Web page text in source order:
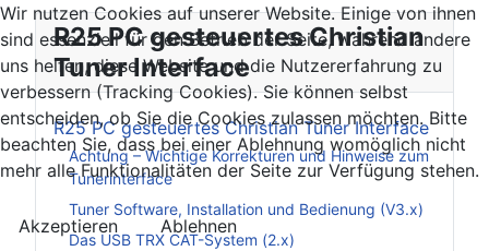
R25 PC gesteuertes Christian
Tuner Interface
R25 PC gesteuertes Christian Tuner Interface
Achtung – Wichtige Korrekturen und Hinweise zum
Tunerinterface
Tuner Software, Installation und Bedienung (V3.x)
Das USB TRX CAT-System (2.x)
Wir nutzen Cookies auf unserer Website. Einige von ihnen
sind essenziell für den Betrieb der Seite, während andere
uns helfen, diese Website und die Nutzererfahrung zu
verbessern (Tracking Cookies). Sie können selbst
entscheiden, ob Sie die Cookies zulassen möchten. Bitte
beachten Sie, dass bei einer Ablehnung womöglich nicht
mehr alle Funktionalitäten der Seite zur Verfügung stehen.
Akzeptieren
Ablehnen